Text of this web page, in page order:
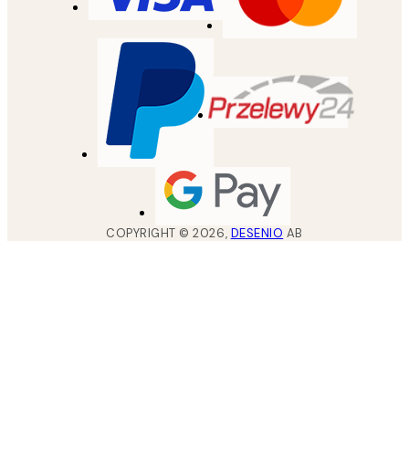
COPYRIGHT ©2026, DESENIO AB